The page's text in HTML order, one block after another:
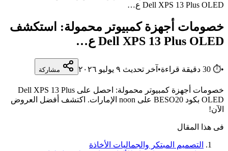
Dell XPS 13 Plus OLED ع…
خصومات أجهزة كمبيوتر محمولة: استكشف
Dell XPS 13 Plus OLED ع…
•
⏱
30 دقيقة قراءة• آخر تحديث ٩ يوليو ٢٠٢٦ مشاركة
خصومات أجهزة كمبيوتر محمولة: احصل على Dell XPS 13 Plus
OLED بكود BESO20 على noon الإمارات. اكتشف أفضل العروض
الآن!
فى هذا المقال
التصميم المبتكر والجماليات الأخاذة